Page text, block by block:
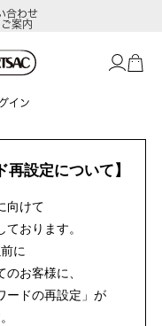
合わせ
案内
イン
再設定について】
向けて
おります。
に
お客様に、
ードの再設定」が